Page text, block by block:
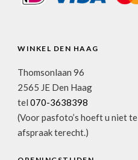
WINKEL DEN HAAG
Thomsonlaan 96
2565 JE Den Haag
tel 070-3638398
(Voor pasfoto’s hoeft u niet
afspraak terecht.)